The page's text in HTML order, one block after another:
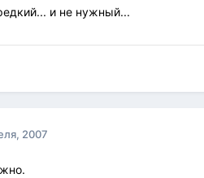
и не нужный...
2007